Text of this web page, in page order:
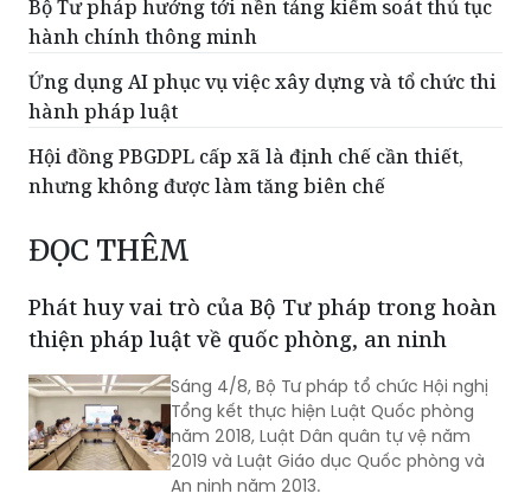
Bộ Tư pháp hướng tới nền tảng kiểm soát thủ tục
hành chính thông minh
Ứng dụng AI phục vụ việc xây dựng và tổ chức thi
hành pháp luật
Hội đồng PBGDPL cấp xã là định chế cần thiết,
nhưng không được làm tăng biên chế
ĐỌC THÊM
Phát huy vai trò của Bộ Tư pháp trong hoàn
thiện pháp luật về quốc phòng, an ninh
Sáng 4/8, Bộ Tư pháp tổ chức Hội nghị
Tổng kết thực hiện Luật Quốc phòng
năm 2018, Luật Dân quân tự vệ năm
2019 và Luật Giáo dục Quốc phòng và
An ninh năm 2013.